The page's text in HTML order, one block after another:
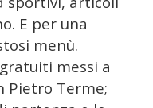
E per una
menù.
messi a
Pietro Terme;